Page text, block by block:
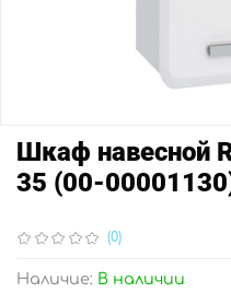
(0)
Наличие: В наличии
Шкаф навесной
35 (00-